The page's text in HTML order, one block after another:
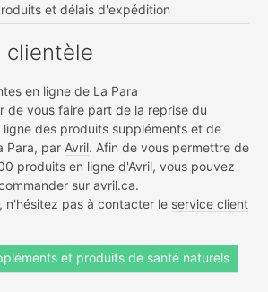
et délais d'expédition
clientèle
en ligne de La Para
de vous faire part de la reprise du
des produits suppléments et de
Para, par Avril. Afin de vous permettre de
produits en ligne d'Avril, vous pouvez
sur avril.ca.
n'hésitez pas à contacter le service client
et produits de santé naturels